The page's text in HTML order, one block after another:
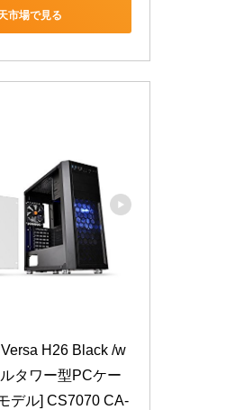
市場で見る
H26 Black /w
タワー型PCケー
デル] CS7070 CA-